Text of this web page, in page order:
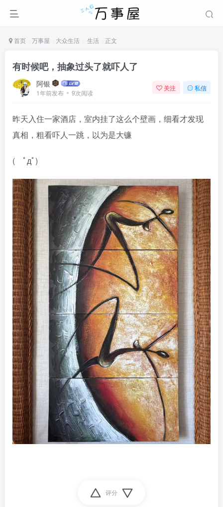
首页 万事屋 大众生活 生活 正文
有时候吧，抽象过头了就吓人了
阿银
1年前发布 9次阅读
关注 私信
昨天入住一家酒店，室内挂了这么个壁画，细看才发现
真相，粗看吓人一跳，以为是大镰
( ﾟдﾟ)
评分